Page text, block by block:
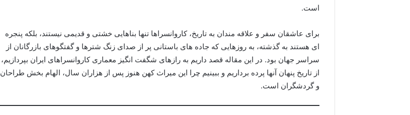
است.
برای عاشقان سفر و علاقه مندان به تاریخ، کاروانسراها تنها بناهایی خشتی و قدیمی نیستند، بلکه پنجره
ای هستند به گذشته، به روزهایی که جاده های باستانی پر از صدای زنگ شترها و گفتگوهای بازرگانان از
سراسر جهان بود. در این مقاله قصد داریم به رازهای شگفت انگیز معماری کاروانسراهای ایران بپردازیم،
از تاریخ پنهان آنها پرده برداریم و ببینیم چرا این میراث کهن هنوز پس از هزاران سال، الهام بخش طراحان
و گردشگران است.